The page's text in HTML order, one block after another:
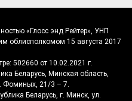
«Глосс энд Рейтер», УНП
облисполкомом 15 августа 2017
502660 от 10.02.2021 г.
Беларусь, Минская область,
Фоминых, 21/3 – 7.
Беларусь, г. Минск, ул.